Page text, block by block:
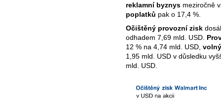
reklamní byznys meziročně
poplatků pak o 17,4 %.
Očištěný provozní zisk
odhadem 7,69 mld. USD.
12 % na 4,74 mld. USD,
1,95 mld. USD v důsledku
mld. USD.